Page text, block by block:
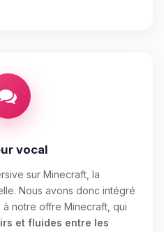
vocal
sur Minecraft, la
Nous avons donc intégré
à notre offre Minecraft, qui
et fluides entre les